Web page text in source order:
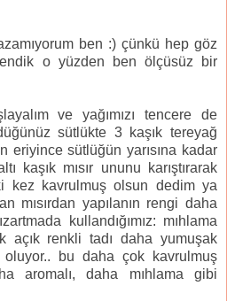
ben :) çünkü hep göz
o yüzden ben ölçüsüz bir
ve yağımızı tencere de
sütlükte 3 kaşık tereyağ
eriyince sütlüğün yarısına kadar
kaşık mısır ununu karıştırarak
kez kavrulmuş olsun dedim ya
mısırdan yapılanın rengi daha
kullandığımız: mıhlama
açık renkli tadı daha yumuşak
oluyor.. bu daha çok kavrulmuş
aromalı, daha mıhlama gibi